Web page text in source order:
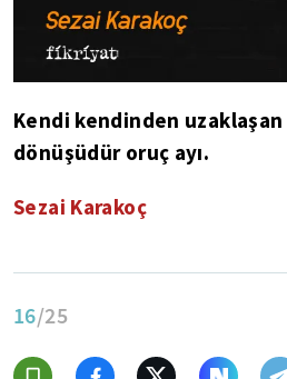
Kendi kendinden
dönüşüdür oruç ayı.
Sezai Karakoç
16/25